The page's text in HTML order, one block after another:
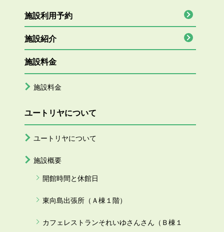
施設利用予約
施設紹介
施設料金
施設料金
ユートリヤについて
ユートリヤについて
施設概要
開館時間と休館日
東向島出張所（Ａ棟１階）
カフェレストランそれいゆさんさん（Ｂ棟１